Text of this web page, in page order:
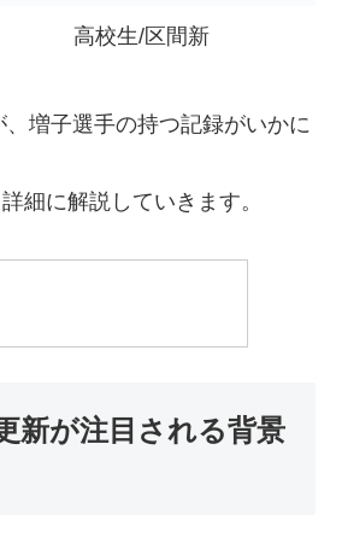
高校生/区間新
増子選手の持つ記録がいかに
細に解説していきます。
新が注目される背景